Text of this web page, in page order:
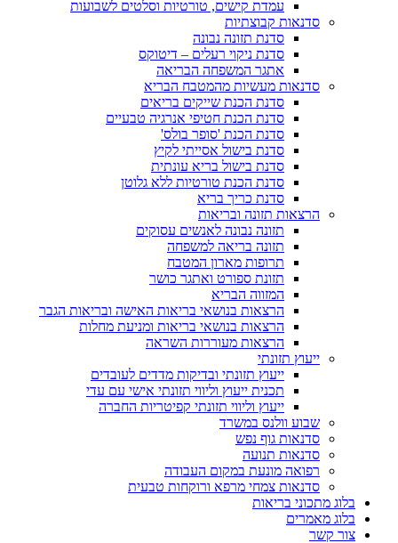
עמדת קישים, טורטיות וסלטים לשבועות
סדנאות קבוצתיות
סדנת תזונה נבונה
סדנת ניקוי רעלים – דיטוקס
אתגר המשפחה הבריאה
סדנאות מעשיות מהמטבח הבריא
סדנת הכנת שייקים בריאים
סדנת הכנת חטיפי אנרגיה טבעיים
סדנת הכנת 'סופר בולס'
סדנת בישול אסייתי לקיץ
סדנת בישול בריא עונתית
סדנת הכנת טורטיות ללא גלוטן
סדנת כריך בריא
הרצאות תזונה ובריאות
תזונה נבונה לאנשים עסוקים
תזונה בריאה למשפחה
תרופות מארון המטבח
תזונת ספורט ואתגר כושר
המזווה הבריא
הרצאות בנושאי בריאות האישה ובריאות הגבר
הרצאות בנושאי בריאות ומניעת מחלות
הרצאות מעוררות השראה
ייעוץ תזונתי
ייעוץ תזונתי ובדיקות מדדים לעובדים
תכנית ייעוץ וליווי תזונתי אישי עם עדי
ייעוץ וליווי תזונתי קפיטריות החברה
שבוע וולנס במשרד
סדנאות גוף נפש
סדנאות תנועה
רפואה מונעת במקום העבודה
סדנאות צמחי מרפא ורוקחות טבעית
בלוג מתכוני בריאות
בלוג מאמרים
צור קשר